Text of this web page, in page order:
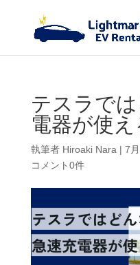
テスラで
電器が使え
執筆者 Hiroaki Nara | 7
コメント0件